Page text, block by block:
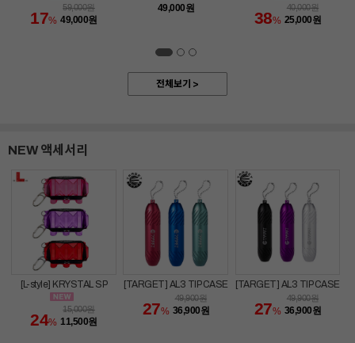
17%
59,000원
49,000원
49,000원
38%
40,000원
25,000원
전체보기 >
NEW 액세서리
[L-style] KRYSTAL SP
24%
15,000원
11,500원
[TARGET] AL3 TIP CASE
27%
49,900원
36,900원
[TARGET] AL3 TIP CASE
27%
49,900원
36,900원